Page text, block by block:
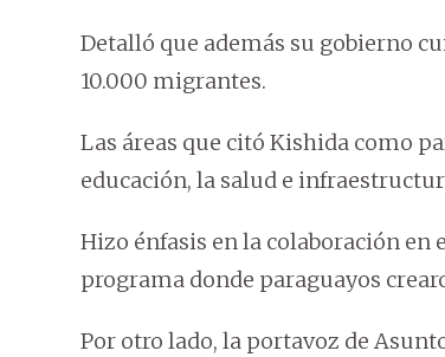
Detalló que además su gobierno
10.000 migrantes.
Las áreas que citó Kishida como
educación, la salud e
Hizo énfasis en la colaboración en
programa donde paraguayos
Por otro lado, la portavoz de